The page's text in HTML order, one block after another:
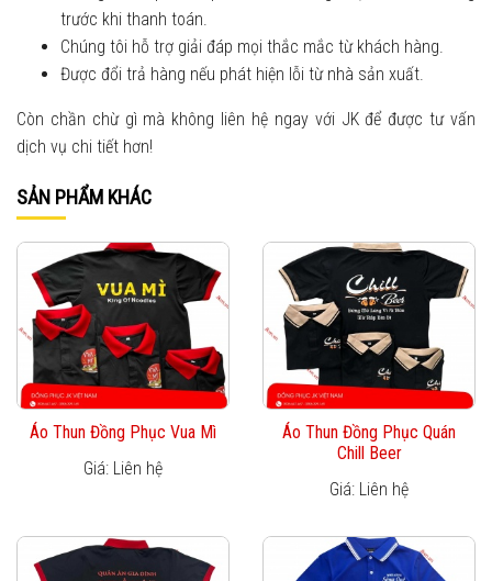
trước khi thanh toán.
Chúng tôi hỗ trợ giải đáp mọi thắc mắc từ khách hàng.
Được đổi trả hàng nếu phát hiện lỗi từ nhà sản xuất.
Còn chần chừ gì mà không liên hệ ngay với JK để được tư vấn
dịch vụ chi tiết hơn!
SẢN PHẨM KHÁC
Áo Thun Đồng Phục Vua Mì
Giá: Liên hệ
Áo Thun Đồng Phục Quán
Chill Beer
Giá: Liên hệ